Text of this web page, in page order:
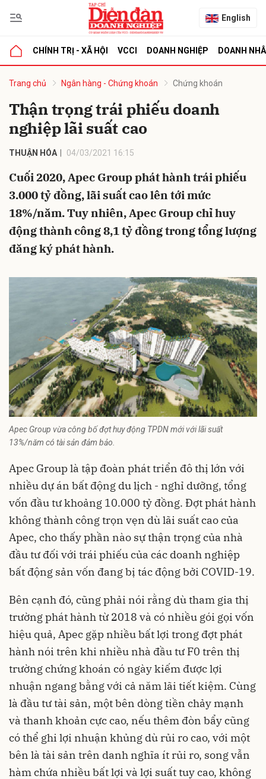
English
CHÍNH TRỊ - XÃ HỘI VCCI DOANH NGHIỆP DOANH
Trang chủ Ngân hàng - Chứng khoán Chứng khoán
Thận trọng trái phiếu doanh
nghiệp lãi suất cao
THUẬN HÓA 04/03/2021 16:15
Cuối 2020, Apec Group phát hành trái phiếu
3.000 tỷ đồng, lãi suất cao lên tới mức
18%/năm. Tuy nhiên, Apec Group chỉ huy
động thành công 8,1 tỷ đồng trong tổng lượng
đăng ký phát hành.
Apec Group vừa công bố đợt huy động TPDN mới với lãi suất
13%/năm có tài sản đảm bảo.
Apec Group là tập đoàn phát triển đô thị lớn với
nhiều dự án bất động du lịch - nghỉ dưỡng, tổng
vốn đầu tư khoảng 10.000 tỷ đồng. Đợt phát hành
không thành công trọn vẹn dù lãi suất cao của
Apec, cho thấy phần nào sự thận trọng của nhà
đầu tư đối với trái phiếu của các doanh nghiệp
bất động sản vốn đang bị tác động bởi COVID-19.
Bên cạnh đó, cũng phải nói rằng dù tham gia thị
trường phát hành từ 2018 và có nhiều gói gọi vốn
hiệu quả, Apec gặp nhiều bất lợi trong đợt phát
hành nói trên khi nhiều nhà đầu tư F0 trên thị
trường chứng khoán có ngày kiếm được lợi
nhuận ngang bằng với cả năm lãi tiết kiệm. Cùng
là đầu tư tài sản, một bên dòng tiền chảy mạnh
và thanh khoản cực cao, nếu thêm đòn bẩy cũng
có thể ghi lợi nhuận khủng dù rủi ro cao, với một
bên là tài sản trên danh nghĩa ít rủi ro, song vẫn
hàm chứa nhiều bất lợi và lợi suất tuy cao, không
luận
Hủy